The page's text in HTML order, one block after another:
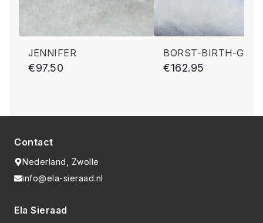
JENNIFER
€97.50 €162.95
Contact
Nederland, Zwolle
info@ela-sieraad.nl
Ela Sieraad